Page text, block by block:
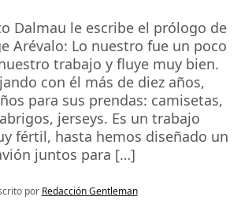
Dalmau le escribe el prólogo de
Arévalo: Lo nuestro fue un poco
trabajo y fluye muy bien.
con él más de diez años,
para sus prendas: camisetas,
jerseys. Es un trabajo
fértil, hasta hemos diseñado un
juntos para […]
por Redacción Gentleman